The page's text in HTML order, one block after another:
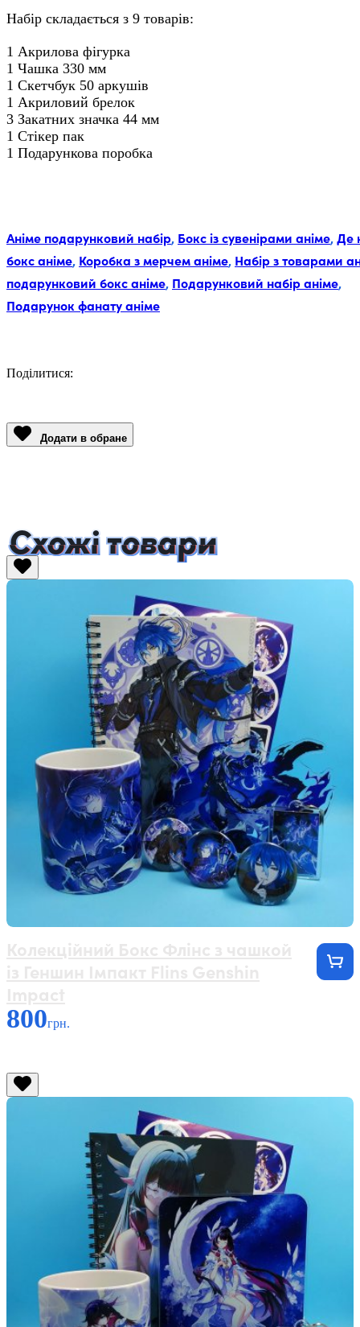
Набір складається з 9 товарів:
1 Акрилова фігурка
1 Чашка 330 мм
1 Скетчбук 50 аркушів
1 Акриловий брелок
3 Закатних значка 44 мм
1 Стікер пак
1 Подарункова поробка
Аніме подарунковий набір, Бокс із сувенірами аніме,Де
бокс аніме, Коробка з мерчем аніме, Набір з товарами
подарунковий бокс аніме, Подарунковий набір аніме,
Подарунок фанату аніме
Поділитися:
Додати в обране
Схожі товари
800грн.